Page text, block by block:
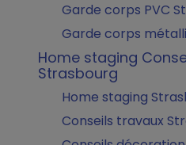
Garde corps PVC
Garde corps
Home staging
Strasbourg
Home staging
Conseils travaux